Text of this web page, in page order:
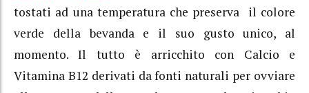
tostati ad una temperatura che preserva il colore
verde della bevanda e il suo gusto unico, al
momento. Il tutto è arricchito con Calcio e
Vitamina B12 derivati ​​da fonti naturali per ovviare